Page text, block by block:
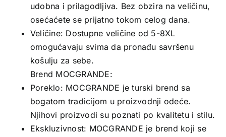
udobna i prilagodljiva. Bez obzira na veličinu,
osećaćete se prijatno tokom celog dana.
Veličine: Dostupne veličine od 5-8XL
omogućavaju svima da pronađu savršenu
košulju za sebe.
Brend MOCGRANDE:
Poreklo: MOCGRANDE je turski brend sa
bogatom tradicijom u proizvodnji odeće.
Njihovi proizvodi su poznati po kvalitetu i stilu.
Ekskluzivnost: MOCGRANDE je brend koji se